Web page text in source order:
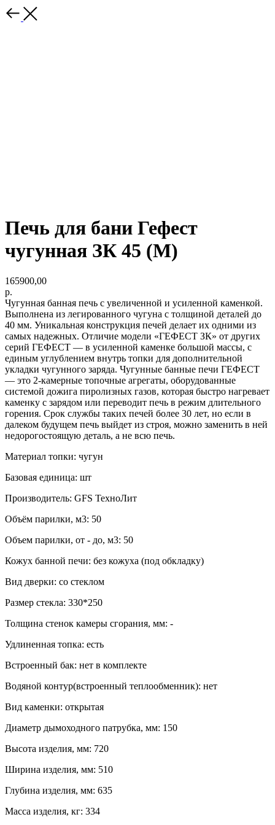
Печь для бани Гефест
чугунная ЗК 45 (М)
165900,00
р.
Чугунная банная печь с увеличенной и усиленной каменкой.
Выполнена из легированного чугуна с толщиной деталей до
40 мм. Уникальная конструкция печей делает их одними из
самых надежных. Отличие модели «ГЕФЕСТ ЗК» от других
серий ГЕФЕСТ — в усиленной каменке большой массы, с
единым углублением внутрь топки для дополнительной
укладки чугунного заряда. Чугунные банные печи ГЕФЕСТ
— это 2-камерные топочные агрегаты, оборудованные
системой дожига пиролизных газов, которая быстро нагревает
каменку с зарядом или переводит печь в режим длительного
горения. Срок службы таких печей более 30 лет, но если в
далеком будущем печь выйдет из строя, можно заменить в ней
недорогостоящую деталь, а не всю печь.
Материал топки: чугун
Базовая единица: шт
Производитель: GFS ТехноЛит
Объём парилки, м3: 50
Объем парилки, от - до, м3: 50
Кожух банной печи: без кожуха (под обкладку)
Вид дверки: со стеклом
Размер стекла: 330*250
Толщина стенок камеры сгорания, мм: -
Удлиненная топка: есть
Встроенный бак: нет в комплекте
Водяной контур(встроенный теплообменник): нет
Вид каменки: открытая
Диаметр дымоходного патрубка, мм: 150
Высота изделия, мм: 720
Ширина изделия, мм: 510
Глубина изделия, мм: 635
Масса изделия, кг: 334